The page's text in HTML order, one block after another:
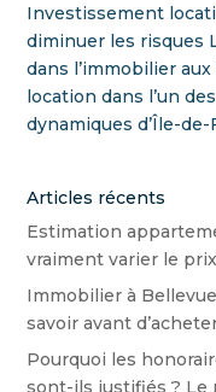
Investissement
diminuer les risques
dans l’immobilier
location dans l’un
dynamiques d’Île-
Articles récents
Estimation
vraiment varier le prix
Immobilier à
savoir avant
Pourquoi les
sont-ils justifiés ? Le